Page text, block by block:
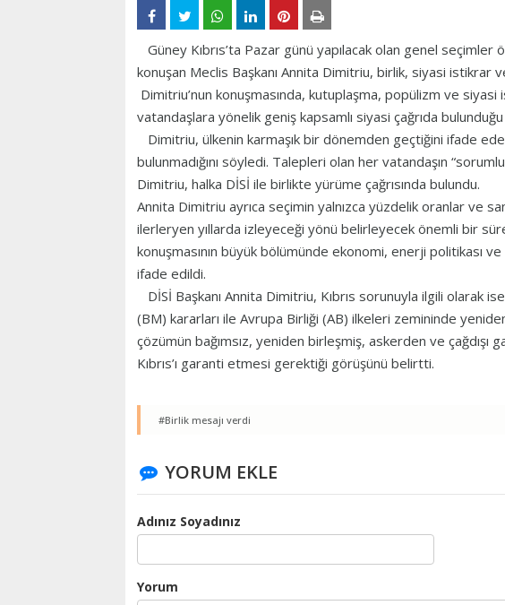
Güney Kıbrıs’ta Pazar günü yapılacak olan genel
konuşan Meclis Başkanı Annita Dimitriu, birlik, siyasi istikrar
Dimitriu’nun konuşmasında, kutuplaşma, popülizm ve
vatandaşlara yönelik geniş kapsamlı siyasi çağrıda
Dimitriu, ülkenin karmaşık bir dönemden geçtiğini ifade
bulunmadığını söyledi. Talepleri olan her vatandaşın
Dimitriu, halka DİSİ ile birlikte yürüme çağrısında bulundu.
Annita Dimitriu ayrıca seçimin yalnızca yüzdelik oranlar ve
ilerleryen yıllarda izleyeceği yönü belirleyecek önemli bir
konuşmasının büyük bölümünde ekonomi, enerji politikası ve
ifade edildi.
DİSİ Başkanı Annita Dimitriu, Kıbrıs sorunuyla ilgili olarak
(BM) kararları ile Avrupa Birliği (AB) ilkeleri zemininde
çözümün bağımsız, yeniden birleşmiş, askerden ve çağdışı
Kıbrıs’ı garanti etmesi gerektiği görüşünü belirtti.
#Birlik mesajı verdi
YORUM EKLE
Adınız Soyadınız
Yorum